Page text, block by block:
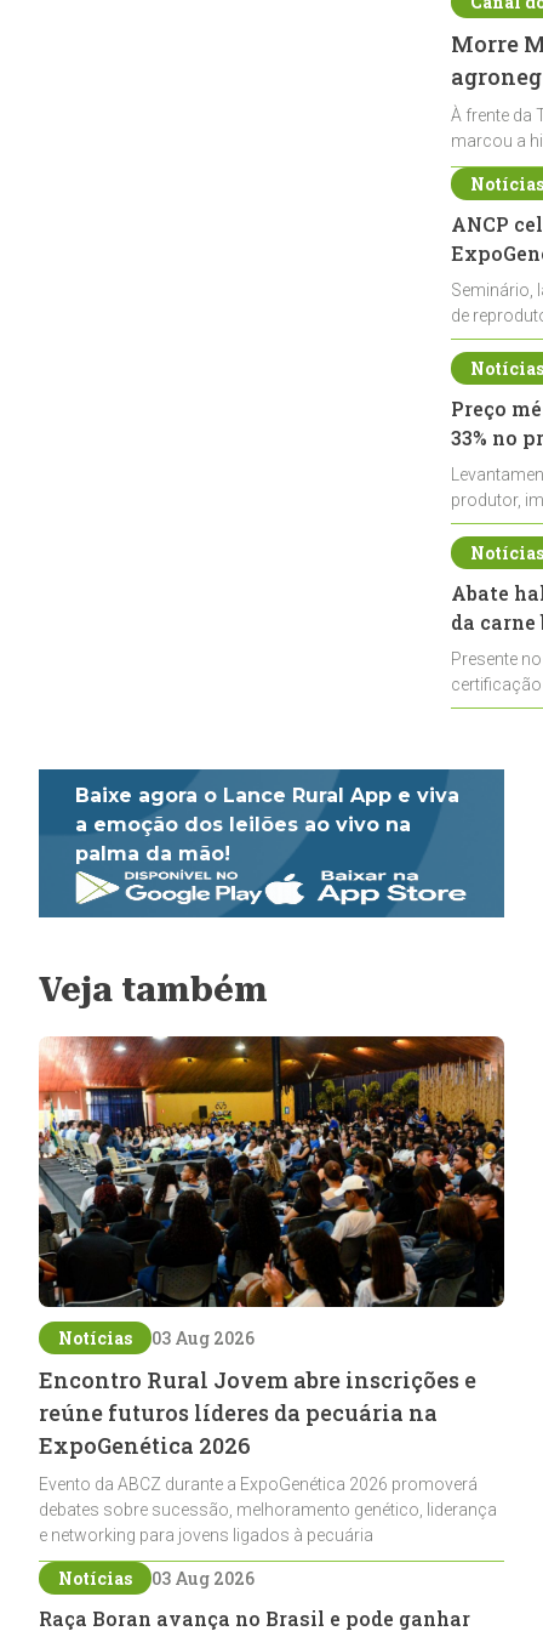
Morre
À frente da
marcou a
ANCP
Seminário,
de
durante a
Preço
33% no
produtor,
de leite cru
Abate
da
Presente
Baixe agora o Lance Rural App e viva
a emoção dos leilões ao vivo na
palma da mão!
Veja também
Notícias 03 Aug 2026
Encontro Rural Jovem abre inscrições e
reúne futuros líderes da pecuária na
ExpoGenética 2026
Evento da ABCZ durante a ExpoGenética 2026 promoverá
debates sobre sucessão, melhoramento genético, liderança
e networking para jovens ligados à pecuária
Notícias 03 Aug 2026
Raça Boran avança no Brasil e pode ganhar